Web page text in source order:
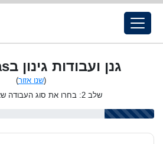
גנן ועבודות גינון בLas Vegas
(שנו אזור)
שלב 2: בחרו את סוג העבודה שאתם צריכים.